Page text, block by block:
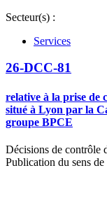
Secteur(s) :
Services
26-DCC-81
relative à la prise de
situé à Lyon par la
groupe BPCE
Décisions de contrôle
Publication du sens